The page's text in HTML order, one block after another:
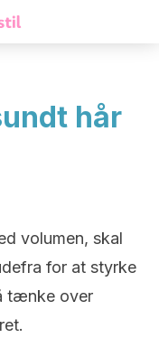
hår
volumen, skal
for at styrke
tænke over